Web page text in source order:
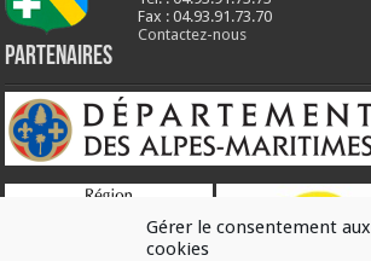
Gérer le consentement aux
cookies
Fax : 04.93.91.73.70
Contactez-nous
Partenaires